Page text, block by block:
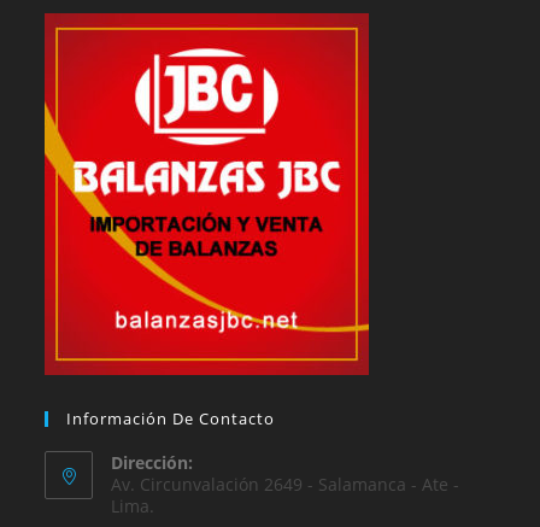
Información De Contacto
Dirección:
Av. Circunvalación 2649 - Salamanca - Ate -
Lima.